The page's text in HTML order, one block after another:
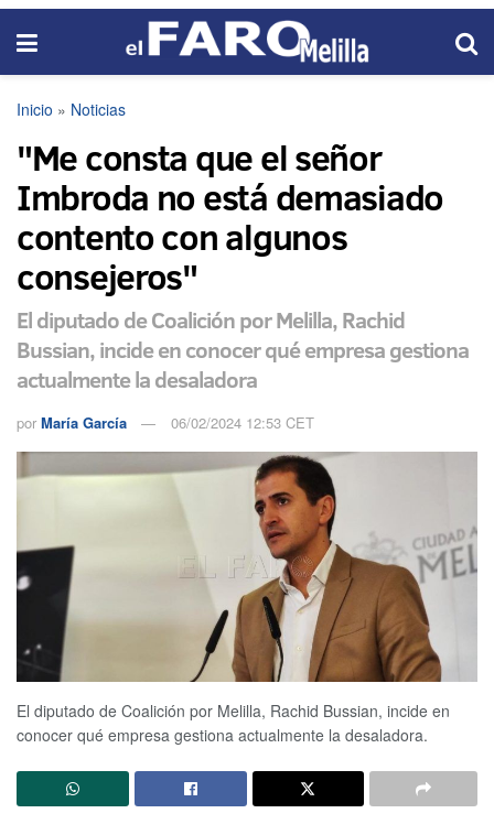
Inicio » Noticias
"Me consta que el señor
Imbroda no está demasiado
contento con algunos
consejeros"
El diputado de Coalición por Melilla, Rachid
Bussian, incide en conocer qué empresa gestiona
actualmente la desaladora
por María García 06/02/2024 12:53 CET
El diputado de Coalición por Melilla, Rachid Bussian, incide en
conocer qué empresa gestiona actualmente la desaladora.